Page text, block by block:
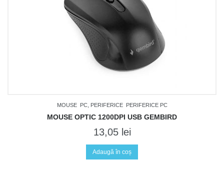
MOUSE PC, PERIFERICE PERIFERICE PC
MOUSE OPTIC 1200DPI USB GEMBIRD
13,05 lei
Adaugă în coș